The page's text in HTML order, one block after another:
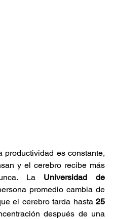
es constante,
y el cerebro recibe más
La Universidad de
promedio cambia de
el cerebro tarda hasta 25
después de una